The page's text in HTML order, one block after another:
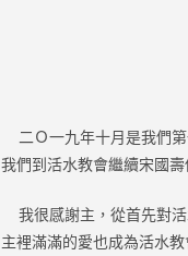
二Ｏ一九年十月是我們
我們到活水教會繼續宋國壽
我很感謝主，從首先對
主裡滿滿的愛也成為活水